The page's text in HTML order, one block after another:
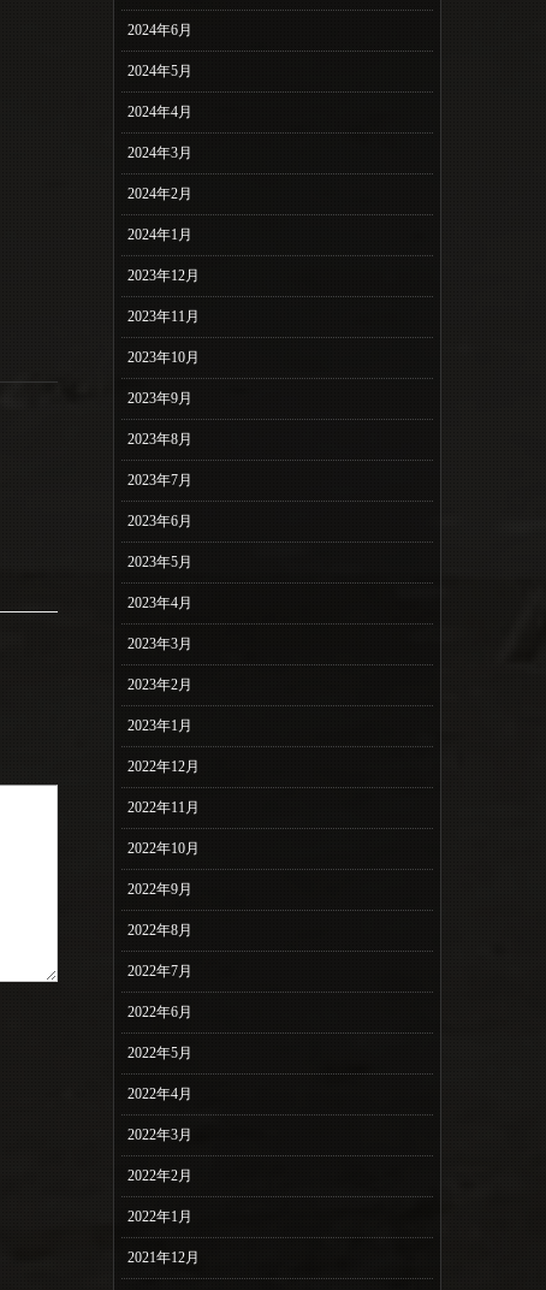
2024年6月
2024年5月
2024年4月
2024年3月
2024年2月
2024年1月
2023年12月
2023年11月
2023年10月
2023年9月
2023年8月
2023年7月
2023年6月
2023年5月
2023年4月
2023年3月
2023年2月
2023年1月
2022年12月
2022年11月
2022年10月
2022年9月
2022年8月
2022年7月
2022年6月
2022年5月
2022年4月
2022年3月
2022年2月
2022年1月
2021年12月